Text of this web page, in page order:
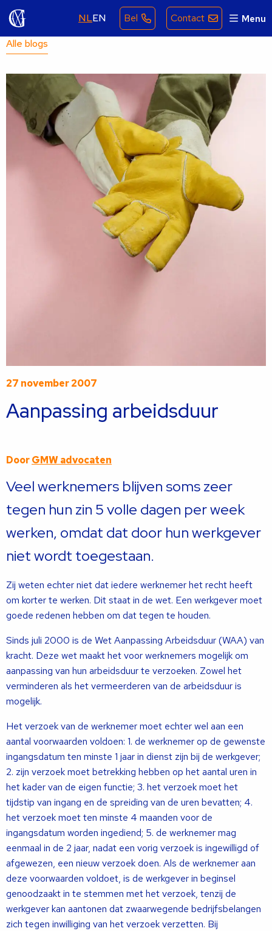
NLEN Bel Contact Menu
Alle blogs
27 november 2007
Aanpassing arbeidsduur
DoorGMW advocaten
Veel werknemers blijven soms zeer
tegen hun zin 5 volle dagen per week
werken, omdat dat door hun werkgever
niet wordt toegestaan.
Zij weten echter niet dat iedere werknemer het recht heeft
om korter te werken. Dit staat in de wet. Een werkgever moet
goede redenen hebben om dat tegen te houden.
Sinds juli 2000 is de Wet Aanpassing Arbeidsduur (WAA) van
kracht. Deze wet maakt het voor werknemers mogelijk om
aanpassing van hun arbeidsduur te verzoeken. Zowel het
verminderen als het vermeerderen van de arbeidsduur is
mogelijk.
Het verzoek van de werknemer moet echter wel aan een
aantal voorwaarden voldoen: 1. de werknemer op de gewenste
ingangsdatum ten minste 1 jaar in dienst zijn bij de werkgever;
2. zijn verzoek moet betrekking hebben op het aantal uren in
het kader van de eigen functie; 3. het verzoek moet het
tijdstip van ingang en de spreiding van de uren bevatten; 4.
het verzoek moet ten minste 4 maanden voor de
ingangsdatum worden ingediend; 5. de werknemer mag
eenmaal in de 2 jaar, nadat een vorig verzoek is ingewilligd of
afgewezen, een nieuw verzoek doen. Als de werknemer aan
deze voorwaarden voldoet, is de werkgever in beginsel
genoodzaakt in te stemmen met het verzoek, tenzij de
werkgever kan aantonen dat zwaarwegende bedrijfsbelangen
zich tegen inwilliging van het verzoek verzetten. Bij